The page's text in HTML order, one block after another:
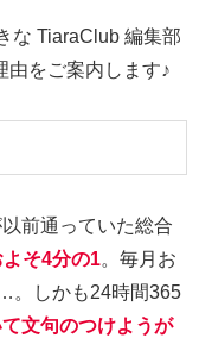
な TiaraClub 編集部
由をご案内します♪
前通っていた総合
そ4分の1。毎月お
。しかも24時間365
文句のつけようが